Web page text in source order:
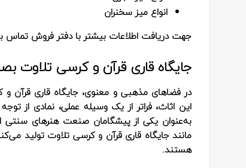
انواع میز سخنران
جهت دریافت اطلاعات بیشتر با دفتر فروش تماس
جایگاه قاری قرآن و کرسی تلاوت
در فضاهای مذهبی و معنوی، جایگاه قاری قرآن و
این اثاث، فراتر از یک وسیله عملی، نمادی
به‌عنوان یکی از پیشگامان صنعت هنرهای سنتی
مانند جایگاه قاری قرآن و کرسی تلاوت تولید
هستند.